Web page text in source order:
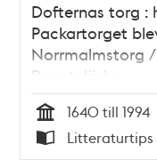
Dofternas torg :
Packartorget
Norrmalmstorg /
Bengt Järbe
Tid
1640 till 1994
Typ
Litteraturtips